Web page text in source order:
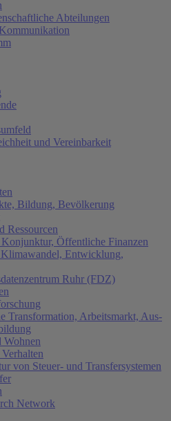
Abteilungen
und Vereinbarkeit
Bildung, Bevölkerung
Ressourcen
Öffentliche Finanzen
Entwicklung,
Ruhr (FDZ)
Transformation, Arbeitsmarkt, Aus-
Wohnen
von Steuer- und Transfersystemen
Network